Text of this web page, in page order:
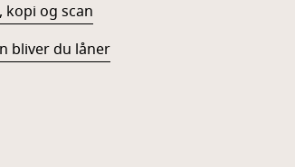
kopi og scan
bliver du låner